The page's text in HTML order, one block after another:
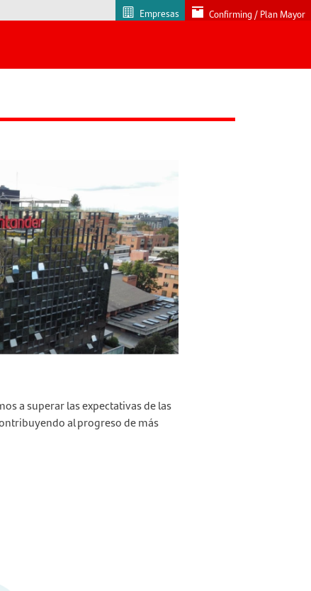
Empresas Confirming / Plan Mayor
a superar las expectativas de las
al progreso de más